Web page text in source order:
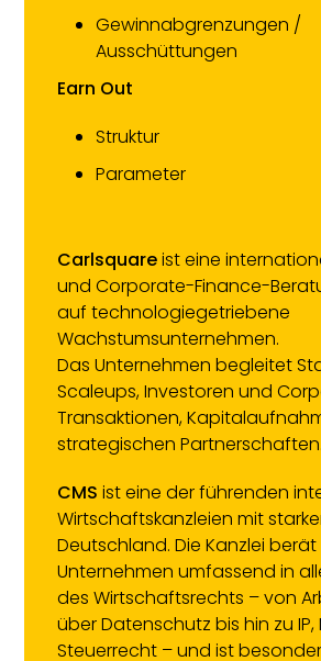
​Gewinnabgrenzungen /
Ausschüttungen
Earn Out
​Struktur
​Parameter
Carlsquareist eine
und Corporate-Finance-
auf technologiegetriebene
Wachstumsunternehmen.
Das Unternehmen begleitet
Scaleups, Investoren und
Transaktionen,
strategischen Partnerschaften.
CMS ist eine der führenden
Wirtschaftskanzleien mit
Deutschland. Die Kanzlei berät
Unternehmen umfassend in
des Wirtschaftsrechts – von
über Datenschutz bis hin zu IP,
Steuerrecht – und ist